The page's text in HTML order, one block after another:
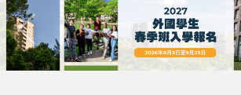
Previous